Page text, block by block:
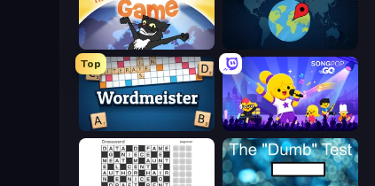
WorldGuessr Free GeoGuessr
Top
Wordmeister SongPop GO